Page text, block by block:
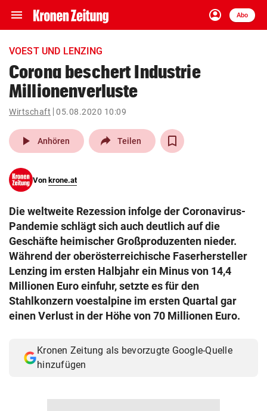
menu Navigation
ein-/ausklappen
account_circle
Anmelden
Abo
close Schließen
account_circle Anmelden
pin_drop
Wien arrow_right
search
eingeben
© Krone Multimedia GmbH & Co KG 2026
Muthgasse 2, 1190 Wien
VOEST UND LENZING
Corona beschert Industrie
Millionenverluste
Wirtschaft 05.08.2020 10:09
play_arrow Anhören Teilen
Von krone.at
Die weltweite Rezession infolge der Coronavirus-
Pandemie schlägt sich auch deutlich auf die
Geschäfte heimischer Großproduzenten nieder.
Während der oberösterreichische Faserhersteller
Lenzing im ersten Halbjahr ein Minus von 14,4
Millionen Euro einfuhr, setzte es für den
Stahlkonzern voestalpine im ersten Quartal gar
einen Verlust in der Höhe von 70 Millionen Euro.
Kronen Zeitung als bevorzugte Google-Quelle
hinzufügen